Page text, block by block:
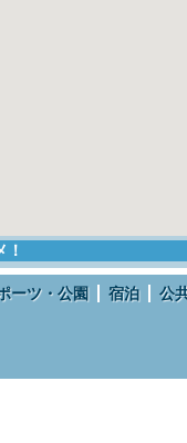
！
ーツ・公園 宿泊 公